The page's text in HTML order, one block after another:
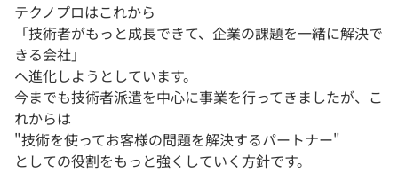
テクノプロはこれから
「技術者がもっと成長できて、企業の課題を一緒に解決で
きる会社」
へ進化しようとしています。
今までも技術者派遣を中心に事業を行ってきましたが、こ
れからは
"技術を使ってお客様の問題を解決するパートナー"
としての役割をもっと強くしていく方針です。